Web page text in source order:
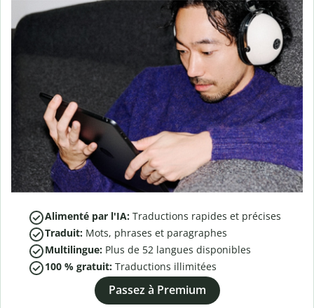
Alimenté par l'IA: Traductions rapides et précises
Traduit: Mots, phrases et paragraphes
Multilingue: Plus de 52 langues disponibles
100 % gratuit: Traductions illimitées
Passez à Premium